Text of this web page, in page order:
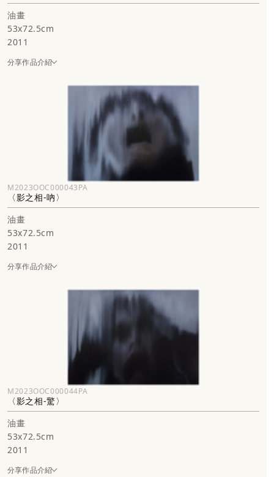
油畫
53x72.5cm
2011
分享作品介紹
M2023OOC000043PA
〈影之相-吶〉
油畫
53x72.5cm
2011
分享作品介紹
M2023OOC000044PA
〈影之相-驚〉
油畫
53x72.5cm
2011
分享作品介紹